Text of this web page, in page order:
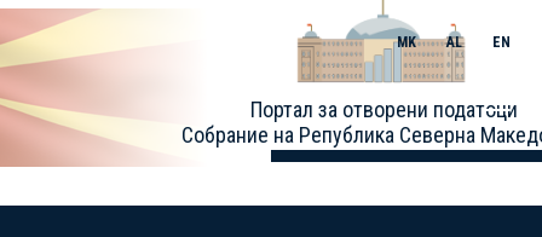
Портал за отворени податоци
Собрание на Република Северна
MK AL EN
Toggle